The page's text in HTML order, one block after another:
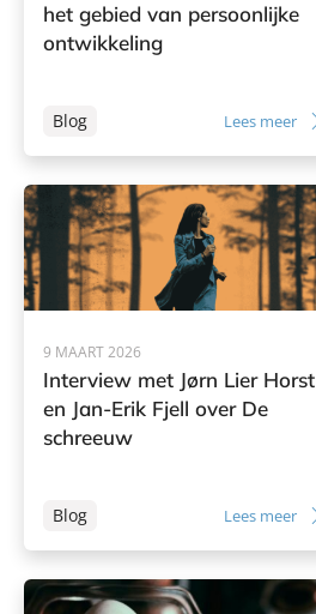
het gebied van persoonlijke
ontwikkeling
Blog Lees meer
9 MAART 2026
Interview met Jørn Lier Horst
en Jan-Erik Fjell over De
schreeuw
Blog Lees meer